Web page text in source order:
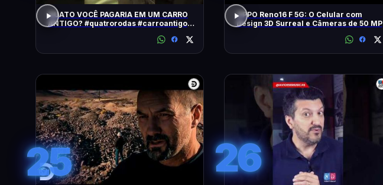
QUATO VOCÊ PAGARIA EM UM CARRO
ANTIGO? #quatrorodas #carroantigo
OPPO Reno16 F 5G: O Celular com
Design 3D Surreal e Câmeras de 50 MP
25 26